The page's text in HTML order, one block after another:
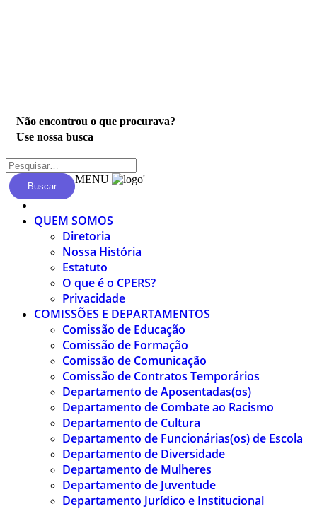
Não encontrou o que procurava?
Use nossa busca
Buscar
MENU '
QUEM SOMOS
Diretoria
Nossa História
Estatuto
O que é o CPERS?
Privacidade
COMISSÕES E DEPARTAMENTOS
Comissão de Educação
Comissão de Formação
Comissão de Comunicação
Comissão de Contratos Temporários
Departamento de Aposentadas(os)
Departamento de Combate ao Racismo
Departamento de Cultura
Departamento de Funcionárias(os) de Escola
Departamento de Diversidade
Departamento de Mulheres
Departamento de Juventude
Departamento Jurídico e Institucional